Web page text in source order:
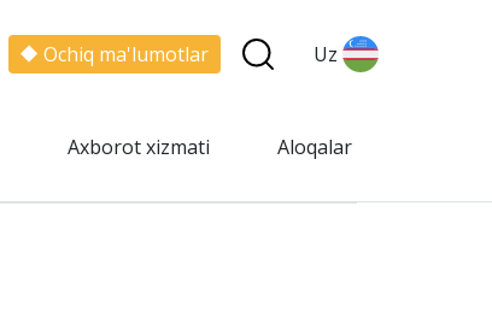
Ochiq ma'lumotlar Uz
Axborot xizmati Aloqalar